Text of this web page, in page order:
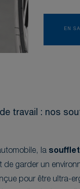
EN
travail : nos
la
de garder un
pour être ultra-